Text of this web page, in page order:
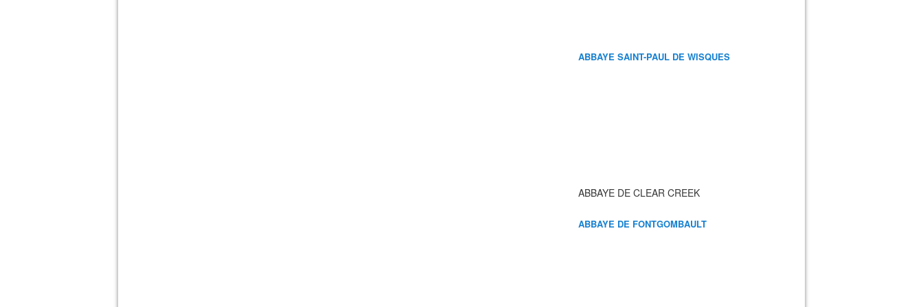
ABBAYE SAINT-PAUL DE WISQUES
ABBAYE DE CLEAR CREEK
ABBAYE DE FONTGOMBAULT